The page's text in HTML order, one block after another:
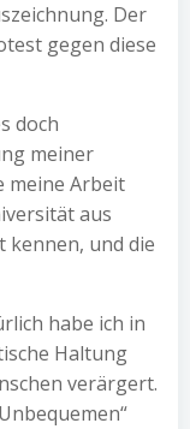
Der
gegen diese
doch
meiner
meine Arbeit
aus
kennen, und die
habe ich in
Haltung
verärgert.